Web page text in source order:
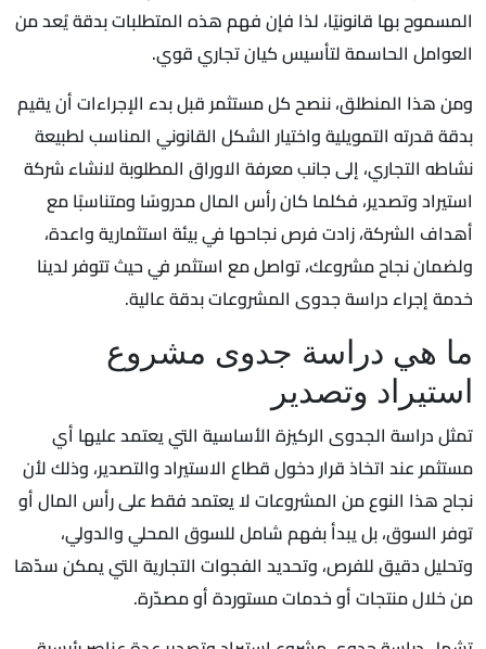
المسموح بها قانونيًا، لذا فإن فهم هذه المتطلبات بدقة يُعد من
العوامل الحاسمة لتأسيس كيان تجاري قوي.
ومن هذا المنطلق، ننصح كل مستثمر قبل بدء الإجراءات أن يقيم
بدقة قدرته التمويلية واختيار الشكل القانوني المناسب لطبيعة
نشاطه التجاري، إلى جانب معرفة الاوراق المطلوبة لانشاء شركة
استيراد وتصدير، فكلما كان رأس المال مدروسًا ومتناسبًا مع
أهداف الشركة، زادت فرص نجاحها في بيئة استثمارية واعدة،
ولضمان نجاح مشروعك، تواصل مع استثمر في حيث تتوفر لدينا
خدمة إجراء دراسة جدوى المشروعات بدقة عالية.
ما هي دراسة جدوى مشروع
استيراد وتصدير
تمثل دراسة الجدوى الركيزة الأساسية التي يعتمد عليها أي
مستثمر عند اتخاذ قرار دخول قطاع الاستيراد والتصدير، وذلك لأن
نجاح هذا النوع من المشروعات لا يعتمد فقط على رأس المال أو
توفر السوق، بل يبدأ بفهم شامل للسوق المحلي والدولي،
وتحليل دقيق للفرص، وتحديد الفجوات التجارية التي يمكن سدّها
من خلال منتجات أو خدمات مستوردة أو مصدّرة.